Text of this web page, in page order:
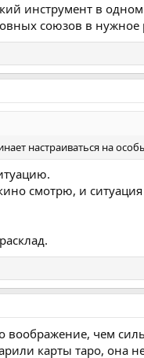
инструмент в
союзов в нужное
настраиваться на
смотрю, и
воображение, чем
карты таро, она